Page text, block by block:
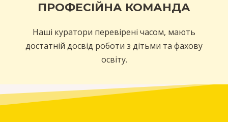
ПРОФЕСІЙНА КОМАНДА
Наші куратори перевірені часом, мають
достатній досвід роботи з дітьми та фахову
освіту.